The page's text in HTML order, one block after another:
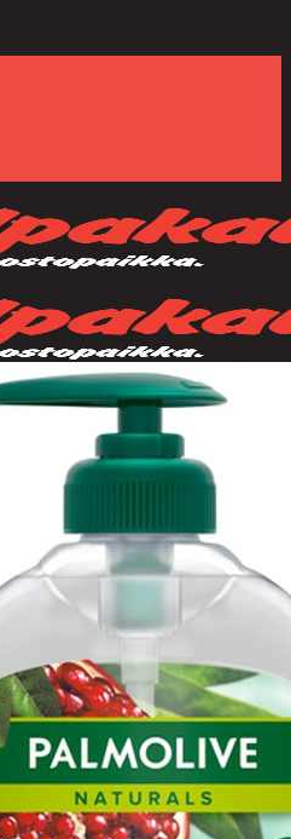
Poistotuotteet
Kausituotteet
Joulu- ja kausivalot
Eläimet ja
tontut
Kyntteliköt
Valoketjut ja
kuusenvalot